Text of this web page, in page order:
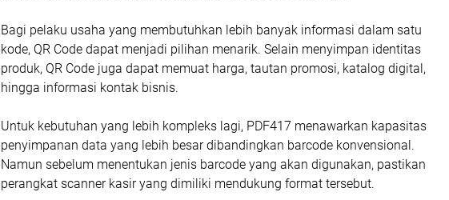
Bagi pelaku usaha yang membutuhkan lebih banyak informasi dalam satu
kode, QR Code dapat menjadi pilihan menarik. Selain menyimpan identitas
produk, QR Code juga dapat memuat harga, tautan promosi, katalog digital,
hingga informasi kontak bisnis.
Untuk kebutuhan yang lebih kompleks lagi, PDF417 menawarkan kapasitas
penyimpanan data yang lebih besar dibandingkan barcode konvensional.
Namun sebelum menentukan jenis barcode yang akan digunakan, pastikan
perangkat scanner kasir yang dimiliki mendukung format tersebut.